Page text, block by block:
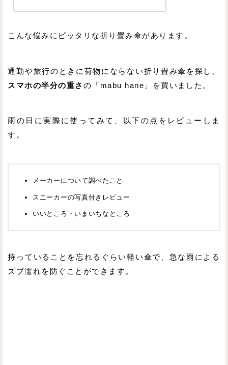
こんな悩みにピッタリな折り畳み傘があります。
通勤や旅行のときに荷物にならない折り畳み傘を探し、
スマホの半分の重さ の「mabu hane」を買いました。
雨の日に実際に使ってみて、以下の点をレビューしま
す。
メーカーについて調べたこと
スニーカーの写真付きレビュー
いいところ・いまいちなところ
持っていることを忘れるぐらい軽い傘で、急な雨による
ズブ濡れを防ぐことができます。